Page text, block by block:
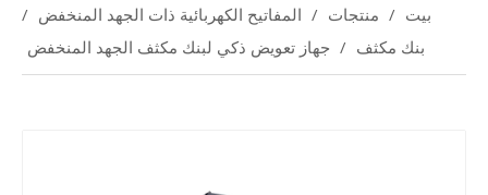
بيت / منتجات / المفاتيح الكهربائية ذات الجهد المنخفض /
بنك مكثف / جهاز تعويض ذكي لبنك مكثف الجهد المنخفض